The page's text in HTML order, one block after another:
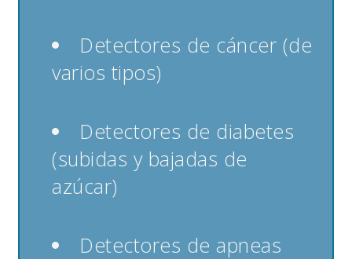
Detectores de cáncer (de
varios tipos)
Detectores de diabetes
(subidas y bajadas de
azúcar)
Detectores de apneas